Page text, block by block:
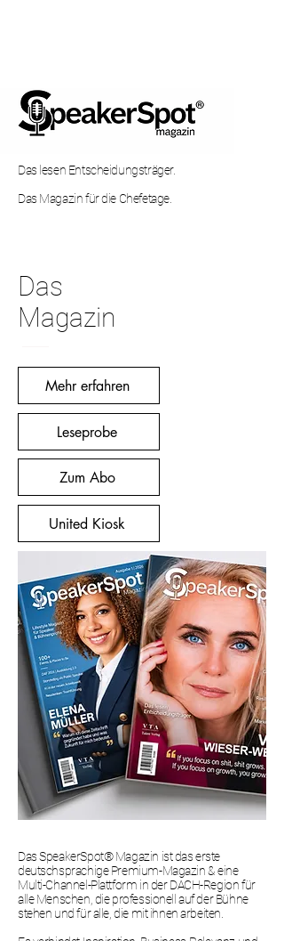
Das lesen Entscheidungsträger.
Das Magazin für die Chefetage.
Das
Magazin
Mehr erfahren
Leseprobe
Zum Abo
United Kiosk
Das SpeakerSpot® Magazin ist das erste
deutschsprachige Premium-Magazin & eine
Multi-Channel-Plattform in der DACH-Region für
alle Menschen, die professionell auf der Bühne
stehen und für alle, die mit ihnen arbeiten.